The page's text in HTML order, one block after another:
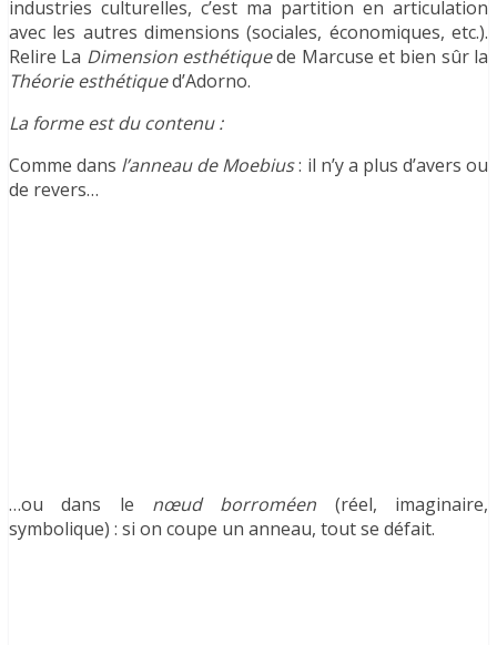
industries culturelles, c’est ma partition en articulation
avec les autres dimensions (sociales, économiques, etc.).
Relire La Dimension esthétiquede Marcuse et bien sûr la
Théorie esthétiqued’Adorno.
La forme est du contenu :
Comme dans l’anneau de Moebius: il n’y a plus d’avers ou
de revers…
…ou dans le nœud borroméen (réel, imaginaire,
symbolique) : si on coupe un anneau, tout se défait.